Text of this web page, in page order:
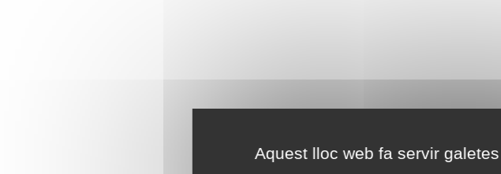
Aquest lloc web fa servir